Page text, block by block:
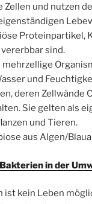
Zellen und nutzen
Proteinpartikel,
sind.
und
deren Zellwände
Sie gelten als
und Tieren.
aus Algen/
in der
ist kein Leben